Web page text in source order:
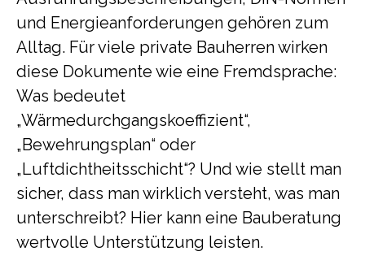
und Energieanforderungen gehören zum
Alltag. Für viele private Bauherren wirken
diese Dokumente wie eine Fremdsprache:
Was bedeutet
„Wärmedurchgangskoeffizient“,
„Bewehrungsplan“ oder
„Luftdichtheitsschicht“? Und wie stellt man
sicher, dass man wirklich versteht, was man
unterschreibt? Hier kann eine Bauberatung
wertvolle Unterstützung leisten.